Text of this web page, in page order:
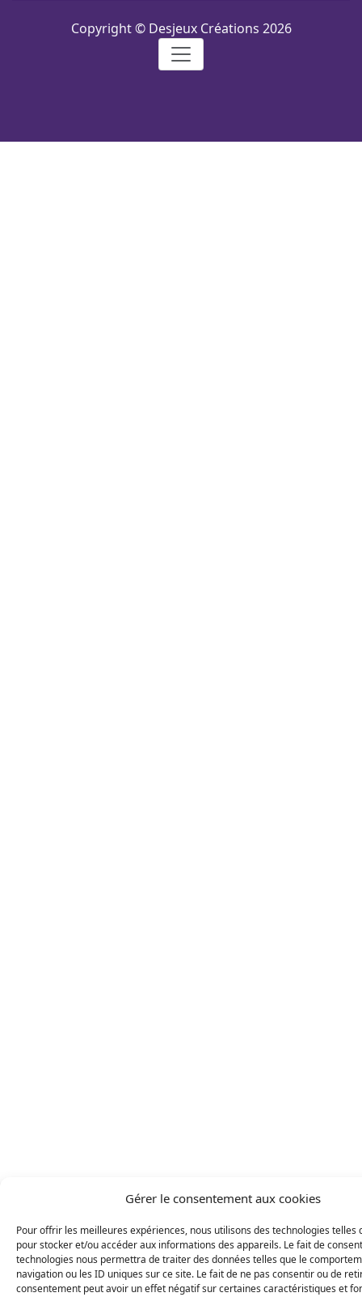
Gérer le consentement aux cookies
Pour offrir les meilleures expériences, nous utilisons des technologies telles
pour stocker et/ou accéder aux informations des appareils. Le fait de
technologies nous permettra de traiter des données telles que le
navigation ou les ID uniques sur ce site. Le fait de ne pas consentir ou de
consentement peut avoir un effet négatif sur certaines caractéristiques et
Copyright © Desjeux Créations 2026